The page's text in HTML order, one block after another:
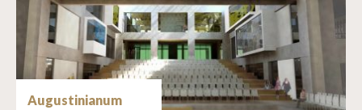
Augustinianum